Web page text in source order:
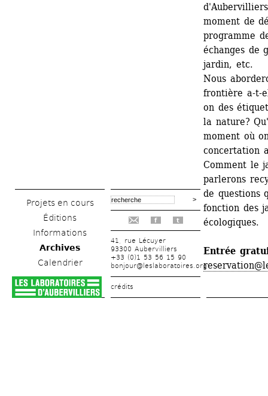
Projets en cours
Éditions
Informations
Archives
Calendrier
f t
41, rue Lécuyer
93300 Aubervilliers
+33 (0)1 53 56 15 90
bonjour@leslaboratoires.org
crédits
moment de
programme
échanges de
jardin, etc.
Nous
frontière a-t-
on des
la nature?
moment où
concertation
Comment le
parlerons
de questions
fonction des
écologiques.
Entrée